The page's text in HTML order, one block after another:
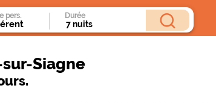
Durée
pers.
Siagne